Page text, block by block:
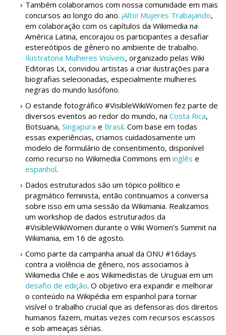
Também colaboramos com nossa comunidade em mais
concursos ao longo do ano. ¡Alto! Mujeres Trabajando,
em colaboração com os capítulos da Wikimedia na
América Latina, encorajou os participantes a desafiar
estereótipos de gênero no ambiente de trabalho.
Ilustratona Mulheres Visíveis, organizado pelas Wiki
Editoras Lx, convidou artistas a criar ilustrações para
biografias selecionadas, especialmente mulheres
negras do mundo lusófono.
O estande fotográfico #VisibleWikiWomen fez parte de
diversos eventos ao redor do mundo, na Costa Rica,
Botsuana, Singapura e Brasil. Com base em todas
essas experiências, criamos cuidadosamente um
modelo de formulário de consentimento, disponível
como recurso no Wikimedia Commons em inglês e
espanhol.
Dados estruturados são um tópico político e
pragmático feminista, então continuamos a conversa
sobre isso em uma sessão da Wikimania. Realizamos
um workshop de dados estruturados da
#VisibleWikiWomen durante o Wiki Women’s Summit na
Wikimania, em 16 de agosto.
Como parte da campanha anual da ONU #16days
contra a violência de gênero, nos associamos à
Wikimedia Chile e aos Wikimedistas de Uruguai em um
desafio de edição. O objetivo era expandir e melhorar
o conteúdo na Wikipédia em espanhol para tornar
visível o trabalho crucial que as defensoras dos direitos
humanos fazem, muitas vezes com recursos escassos
e sob ameaças sérias.